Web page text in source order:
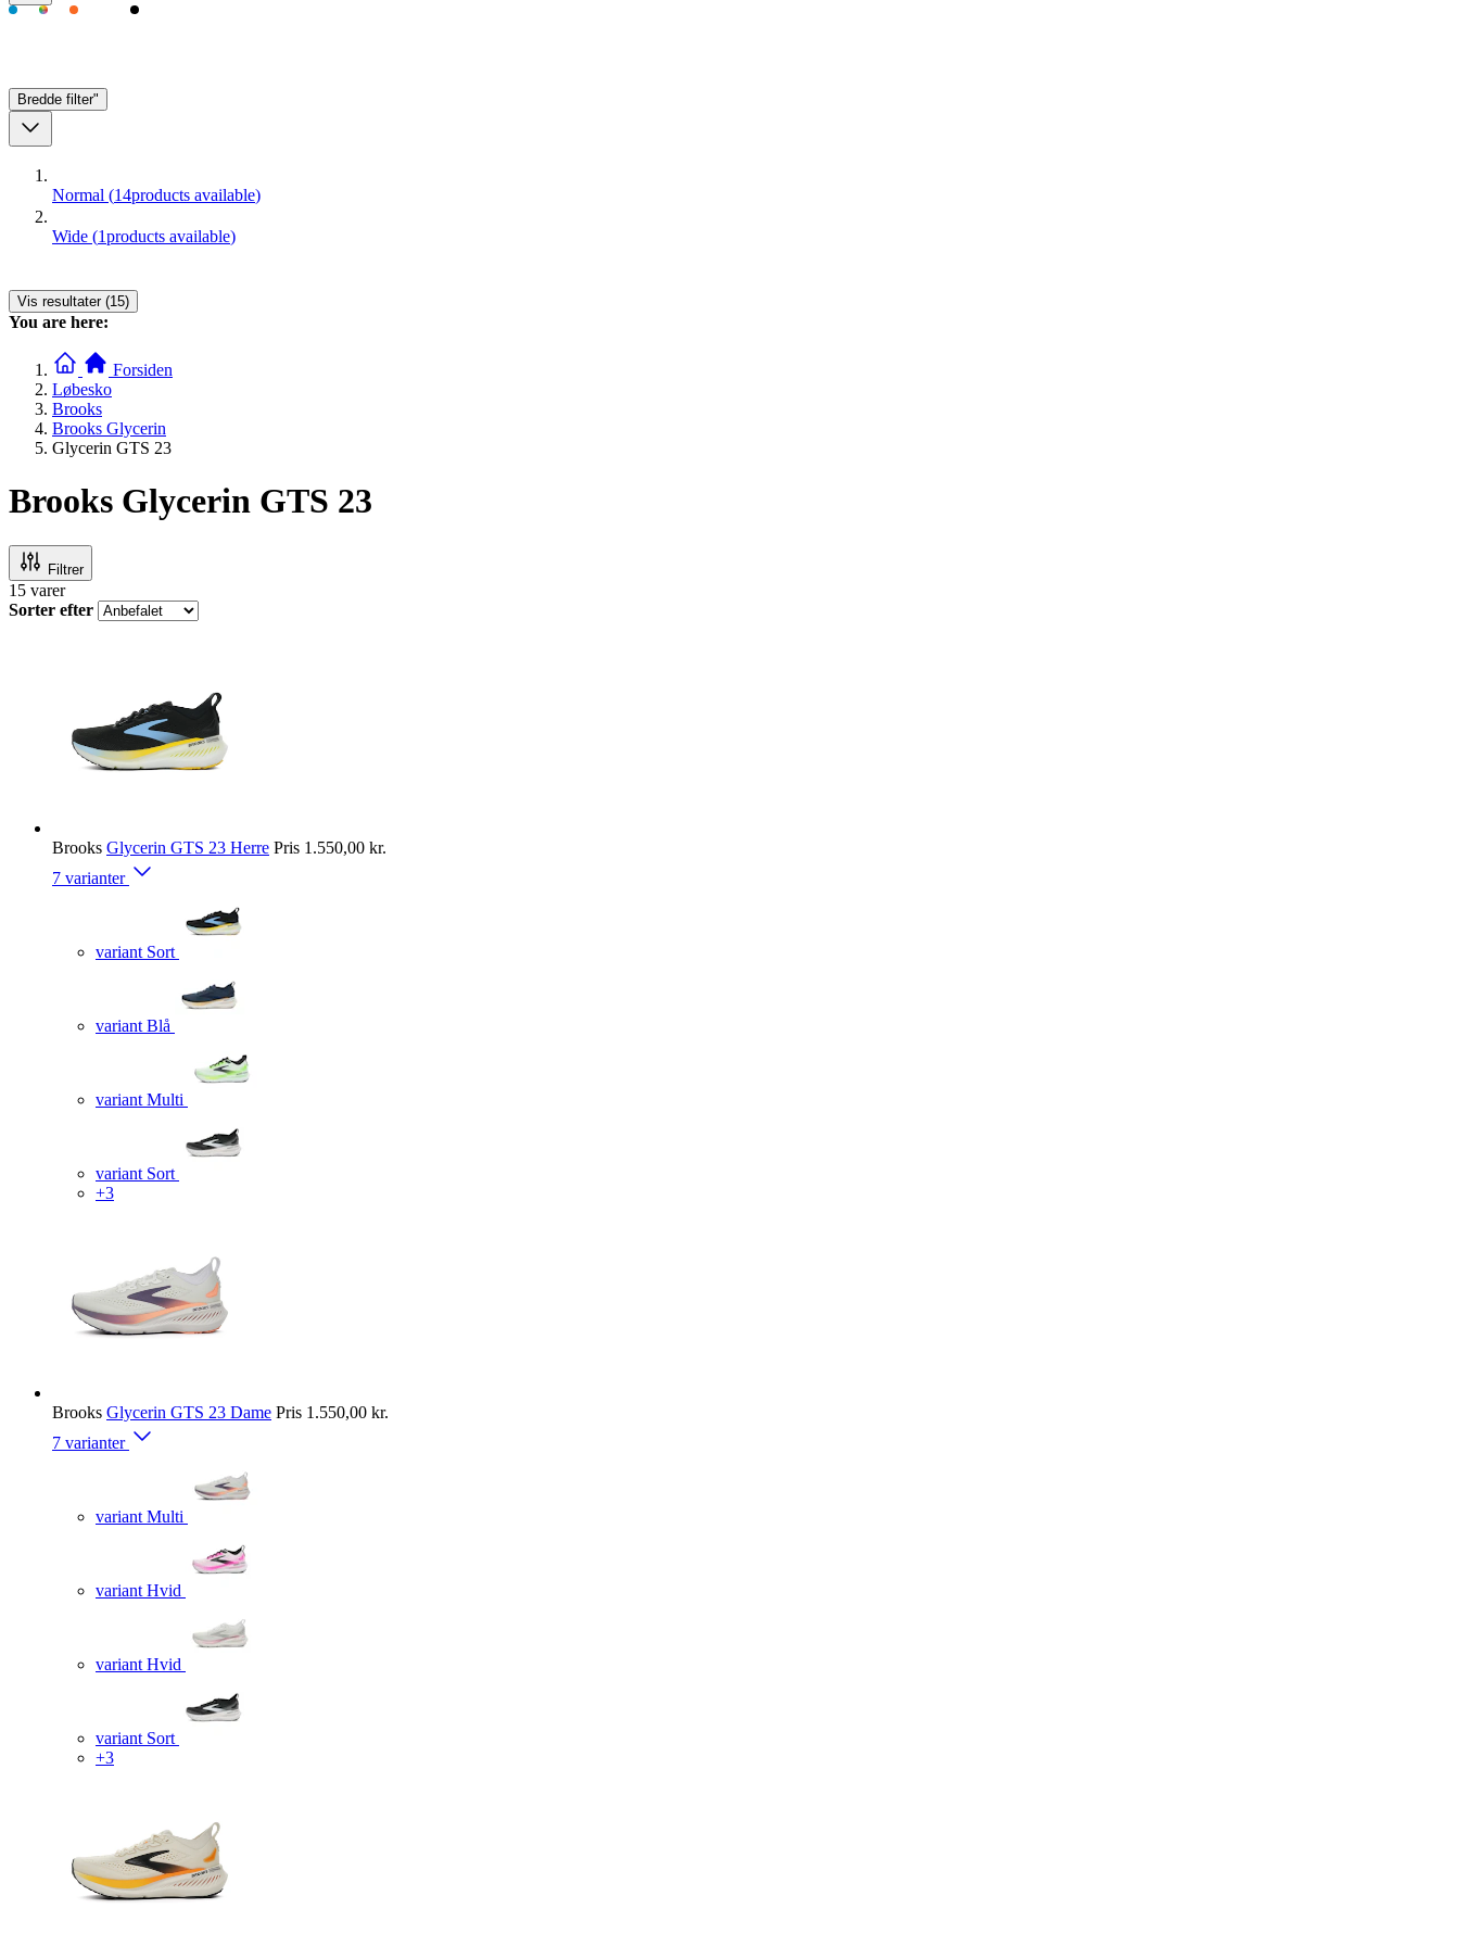
Bredde filter"
Normal (14products available)
Wide (1products available)
Vis resultater (15)
You are here:
Forsiden
Løbesko
Brooks
Brooks Glycerin
Glycerin GTS 23
Brooks Glycerin GTS 23
Filtrer
15 varer
Sorter efter
Brooks Glycerin GTS 23 Herre Pris 1.550,00 kr.
7 varianter
variant Sort
variant Blå
variant Multi
variant Sort
+3
Brooks Glycerin GTS 23 Dame Pris 1.550,00 kr.
7 varianter
variant Multi
variant Hvid
variant Hvid
variant Sort
+3